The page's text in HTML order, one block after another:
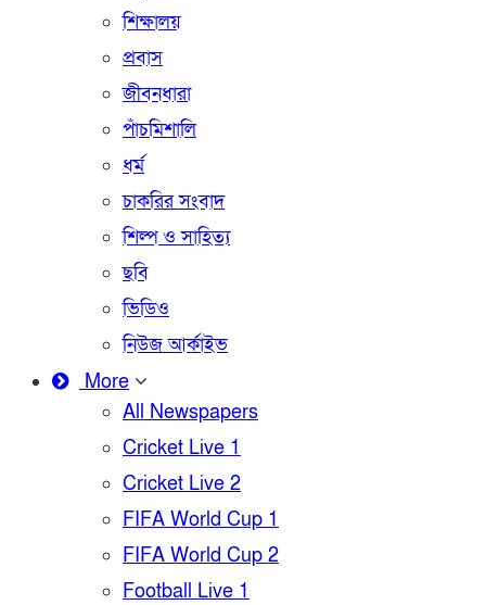
শিক্ষালয়
প্রবাস
জীবনধারা
পাঁচমিশালি
ধর্ম
চাকরির সংবাদ
শিল্প ও সাহিত্য
ছবি
ভিডিও
নিউজ আর্কাইভ
More
All Newspapers
Cricket Live 1
Cricket Live 2
FIFA World Cup 1
FIFA World Cup 2
Football Live 1